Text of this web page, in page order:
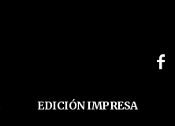
EDICIÓN IMPRESA